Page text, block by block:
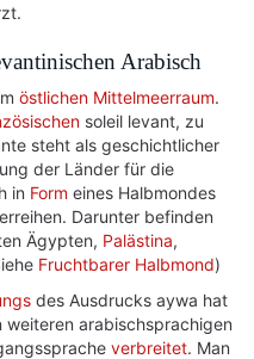
Arabisch
östlichen Mittelmeerraum.
soleil levant, zu
steht als geschichtlicher
der Länder für die
in Form eines Halbmondes
Darunter befinden
Ägypten, Palästina,
Fruchtbarer Halbmond)
des Ausdrucks aywa hat
arabischsprachigen
verbreitet. Man